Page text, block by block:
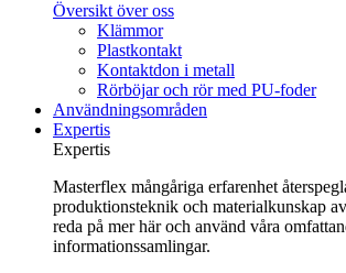
Översikt över oss
Klämmor
Plastkontakt
Kontaktdon i metall
Rörböjar och rör med PU-foder
Användningsområden
Expertis
Expertis
Masterflex mångåriga erfarenhet
produktionsteknik och materialkunskap
reda på mer här och använd våra
informationssamlingar.